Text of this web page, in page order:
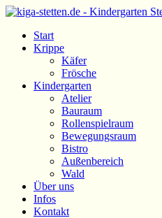
Start
Krippe
Käfer
Frösche
Kindergarten
Atelier
Bauraum
Rollenspielraum
Bewegungsraum
Bistro
Außenbereich
Wald
Über uns
Infos
Kontakt